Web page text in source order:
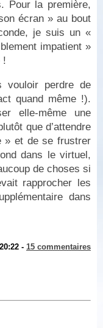
Pour la première,
écran » au bout
je suis un «
impatient »
!
vouloir perdre de
quand même !).
elle-même une
que d’attendre
» et de se frustrer
dans le virtuel,
de choses si
rapprocher les
dans
- 15 commentaires